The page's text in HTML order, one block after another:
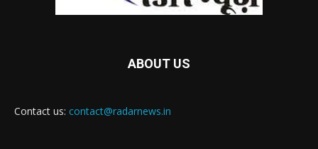
ABOUT US
Contact us: contact@radarnews.in